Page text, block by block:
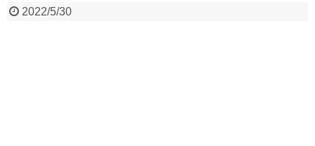
2022/5/30